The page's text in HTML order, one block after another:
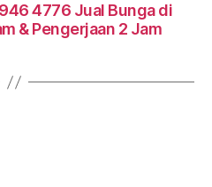
4776 Jual Bunga di
& Pengerjaan 2 Jam